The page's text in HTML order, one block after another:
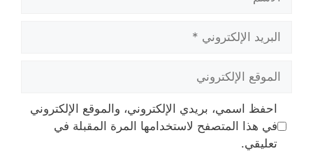
الإلكتروني
الإلكتروني
احفظ اسمي، بريدي الإلكتروني، والموقع الإلكتروني
في هذا المتصفح لاستخدامها المرة المقبلة في
تعليقي.